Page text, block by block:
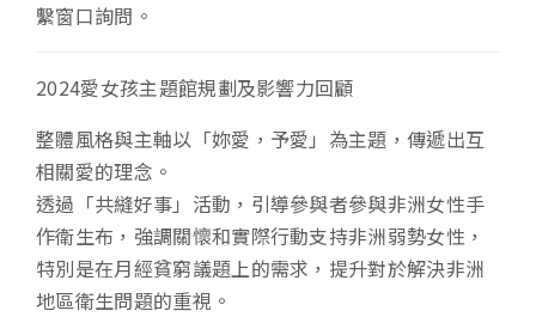
繫窗口詢問。
2024愛女孩主題館規劃及影響力回顧
整體風格與主軸以「妳愛，予愛」為主題，傳遞出互
相關愛的理念。
透過「共縫好事」活動，引導參與者參與非洲女性手
作衛生布，強調關懷和實際行動支持非洲弱勢女性，
特別是在月經貧窮議題上的需求，提升對於解決非洲
地區衛生問題的重視。